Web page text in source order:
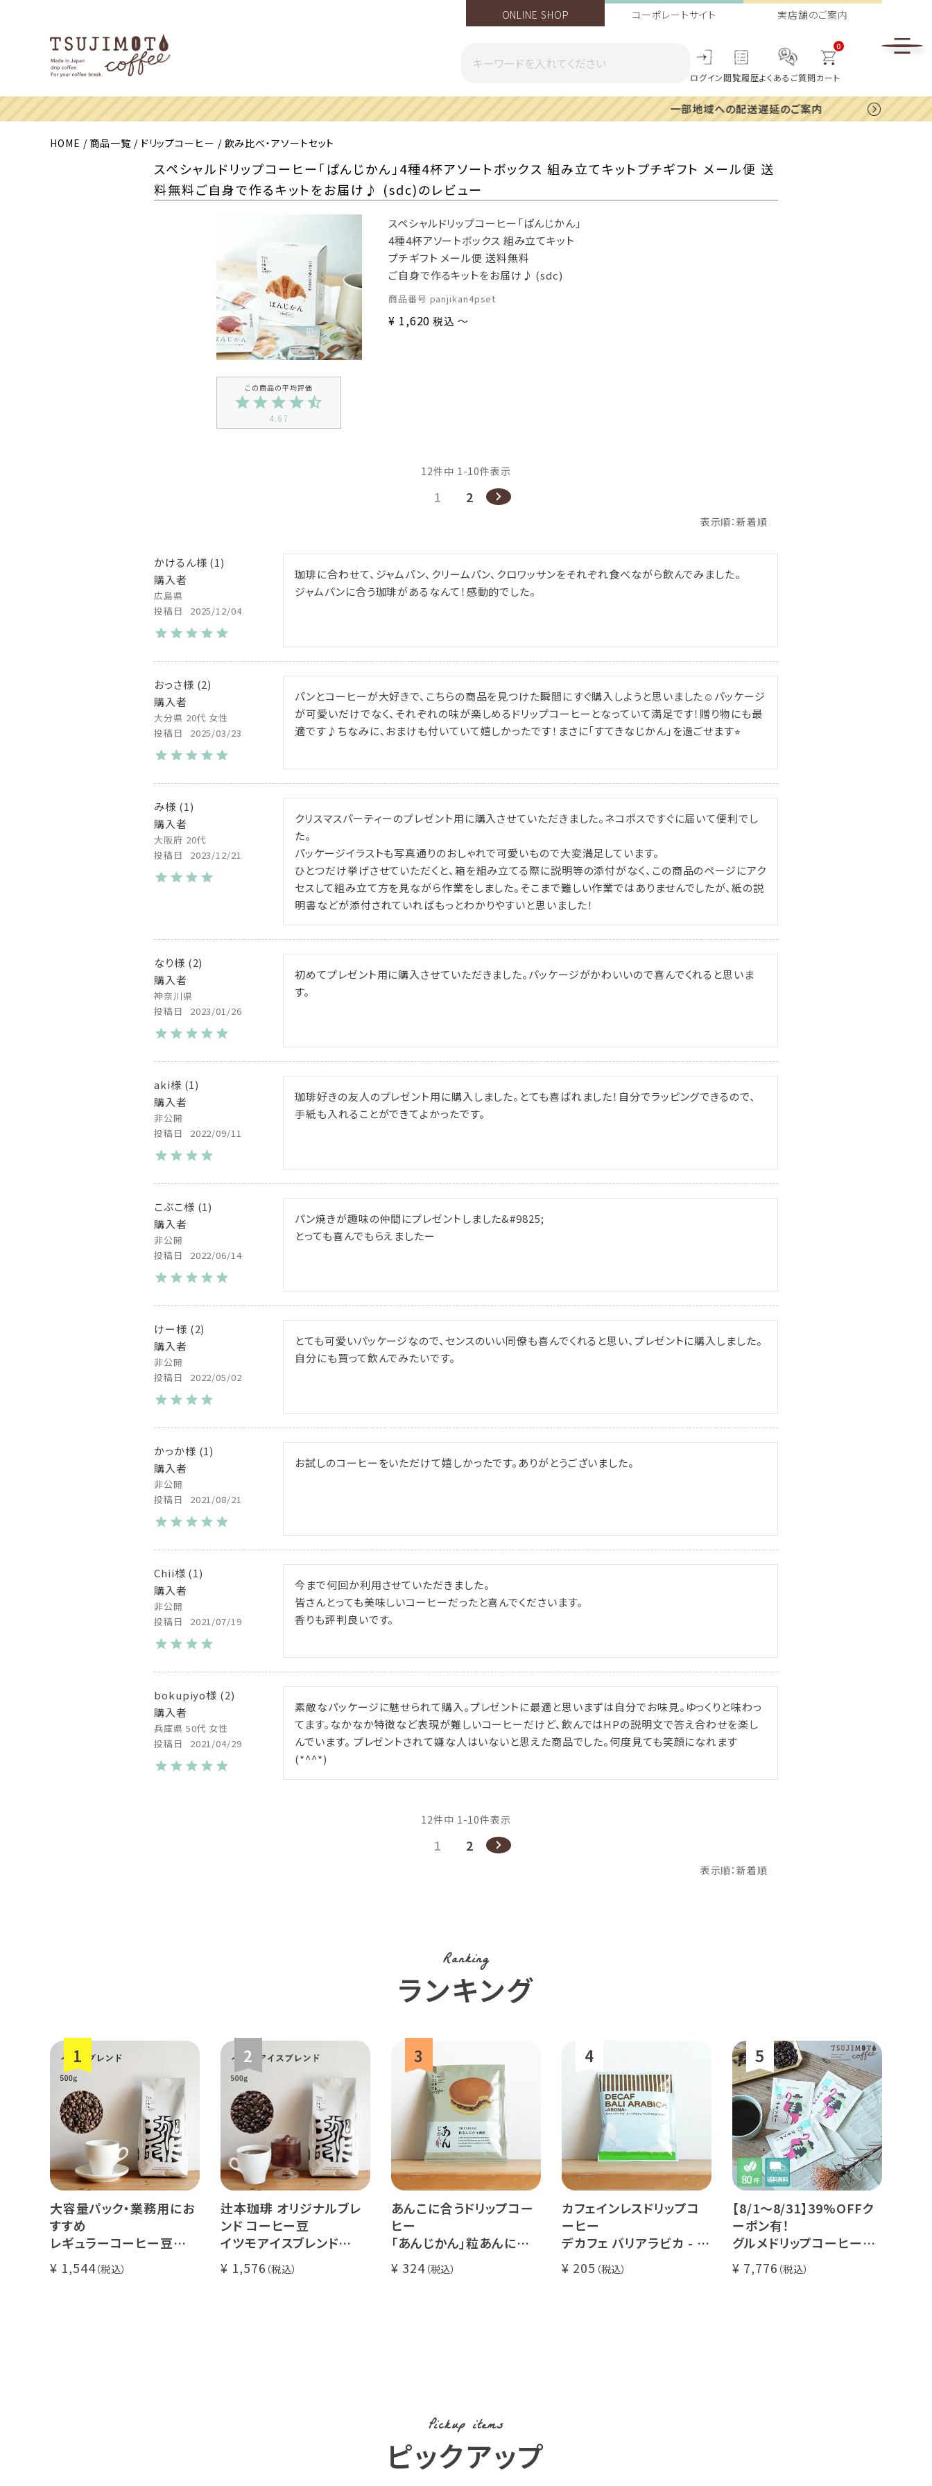
ONLINE SHOP コーポレートサイト 実店舗のご案内
ログイン閲覧履歴よくあるご質問
0
カート
HOME 商品一覧 ドリップコーヒー 飲み比べ・アソートセット
スペシャルドリップコーヒー「ぱんじかん」4種4杯アソートボックス 組み立てキットプチギフト メール便 送
料無料ご自身で作るキットをお届け♪ (sdc)のレビュー
スペシャルドリップコーヒー「ぱんじかん」
4種4杯アソートボックス 組み立てキット
プチギフト メール便 送料無料
ご自身で作るキットをお届け♪ (sdc)
商品番号 panjikan4pset
¥ 1,620 税込 〜
4.67
12件中 1-10件表示
1 2
かけるん
1
購入者
広島県
投稿日
2025/12/04
珈琲に合わせて、ジャムパン、クリームパン、クロワッサンをそれぞれ食べながら飲んでみました。
ジャムパンに合う珈琲があるなんて！感動的でした。
おっさ
2
購入者
大分県 20代 女性
投稿日
2025/03/23
パンとコーヒーが大好きで、こちらの商品を見つけた瞬間にすぐ購入しようと思いました☺︎パッケージ
が可愛いだけでなく、それぞれの味が楽しめるドリップコーヒーとなっていて満足です！贈り物にも最
適です♪ちなみに、おまけも付いていて嬉しかったです！まさに「すてきなじかん」を過ごせます⭐︎
み
1
購入者
大阪府 20代
投稿日
2023/12/21
クリスマスパーティーのプレゼント用に購入させていただきました。ネコポスですぐに届いて便利でし
た。
パッケージイラストも写真通りのおしゃれで可愛いもので大変満足しています。
ひとつだけ挙げさせていただくと、箱を組み立てる際に説明等の添付がなく、この商品のページにアク
セスして組み立て方を見ながら作業をしました。そこまで難しい作業ではありませんでしたが、紙の説
明書などが添付されていればもっとわかりやすいと思いました！
なり
2
購入者
神奈川県
投稿日
2023/01/26
初めてプレゼント用に購入させていただきました。パッケージがかわいいので喜んでくれると思いま
す。
aki
1
購入者
非公開
投稿日
2022/09/11
珈琲好きの友人のプレゼント用に購入しました。とても喜ばれました！自分でラッピングできるので、
手紙も入れることができてよかったです。
こぶこ
1
購入者
非公開
投稿日
2022/06/14
パン焼きが趣味の仲間にプレゼントしました&#9825;
とっても喜んでもらえましたー
けー
2
購入者
非公開
投稿日
2022/05/02
とても可愛いパッケージなので、センスのいい同僚も喜んでくれると思い、プレゼントに購入しました。
自分にも買って飲んでみたいです。
かっか
1
購入者
非公開
投稿日
2021/08/21
お試しのコーヒーをいただけて嬉しかったです。ありがとうございました。
Chii
1
購入者
非公開
投稿日
2021/07/19
今まで何回か利用させていただきました。
皆さんとっても美味しいコーヒーだったと喜んでくださいます。
香りも評判良いです。
bokupiyo
2
購入者
兵庫県 50代 女性
投稿日
2021/04/29
素敵なパッケージに魅せられて購入。プレゼントに最適と思いまずは自分でお味見。ゆっくりと味わっ
てます。なかなか特徴など表現が難しいコーヒーだけど、飲んではHPの説明文で答え合わせを楽し
んでいます。 プレゼントされて嫌な人はいないと思えた商品でした。何度見ても笑顔になれます
(*^^*)
12件中 1-10件表示
1 2
Ranking
ランキング
大容量パック・業務用にお
すすめ
レギュラーコーヒー豆
イツモブレンド 500g
1,544
辻本珈琲 オリジナルブレ
ンド コーヒー豆
イツモアイスブレンド
500g
アイスコーヒーにオススメ
1,576
あんこに合うドリップコー
ヒー
「あんじかん」粒あんに合う
珈琲 1杯分
324
カフェインレスドリップコ
ーヒー
デカフェ バリアラビカ - ア
ロナ - 1杯分
205
【8/1～8/31】39%OFFク
ーポン有！
グルメドリップコーヒー
ヨウソロー
80杯セット
7,776
Pickup items
ピックアップ